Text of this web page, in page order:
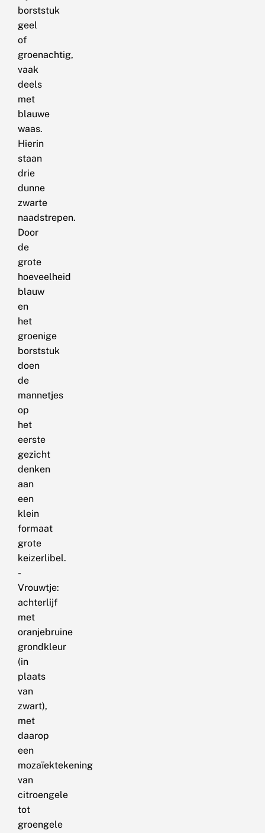
borststuk
geel
of
groenachtig,
vaak
deels
met
blauwe
waas.
Hierin
staan
drie
dunne
zwarte
naadstrepen.
Door
de
grote
hoeveelheid
blauw
en
het
groenige
borststuk
doen
de
mannetjes
op
het
eerste
gezicht
denken
aan
een
klein
formaat
grote
keizerlibel.
-
Vrouwtje:
achterlijf
met
oranjebruine
grondkleur
(in
plaats
van
zwart),
met
daarop
een
mozaïektekening
van
citroengele
tot
groengele